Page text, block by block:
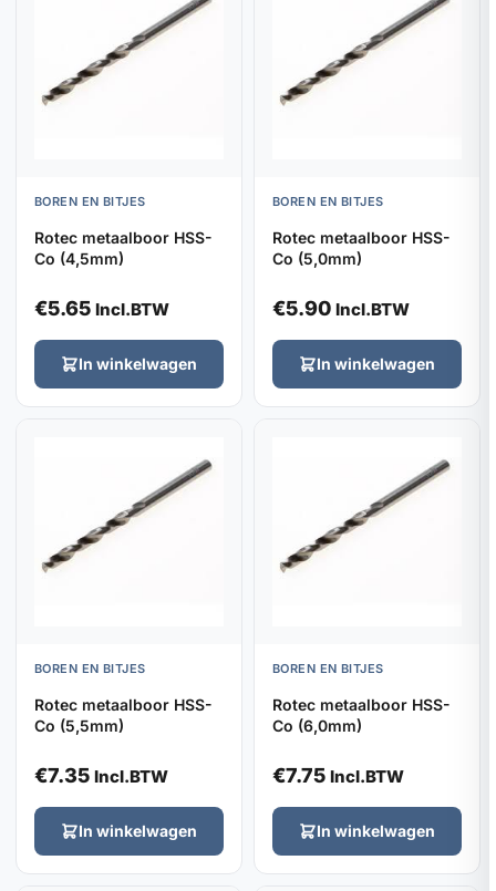
BOREN EN BITJES
Rotec metaalboor HSS-
Co (4,5mm)
€5.65 Incl.BTW
In winkelwagen
BOREN EN BITJES
Rotec metaalboor HSS-
Co (5,0mm)
€5.90 Incl.BTW
In winkelwagen
BOREN EN BITJES
Rotec metaalboor HSS-
Co (5,5mm)
€7.35 Incl.BTW
In winkelwagen
BOREN EN BITJES
Rotec metaalboor HSS-
Co (6,0mm)
€7.75 Incl.BTW
In winkelwagen